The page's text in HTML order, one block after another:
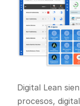
Digital Lean
procesos,